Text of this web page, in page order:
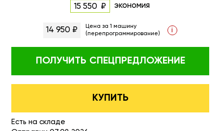
15 550 экономия
14 950 ₽
Цена за 1 машину
(перепрограммирование)
i
ПОЛУЧИТЬ СПЕЦПРЕДЛОЖЕНИЕ
КУПИТЬ
Есть на складе